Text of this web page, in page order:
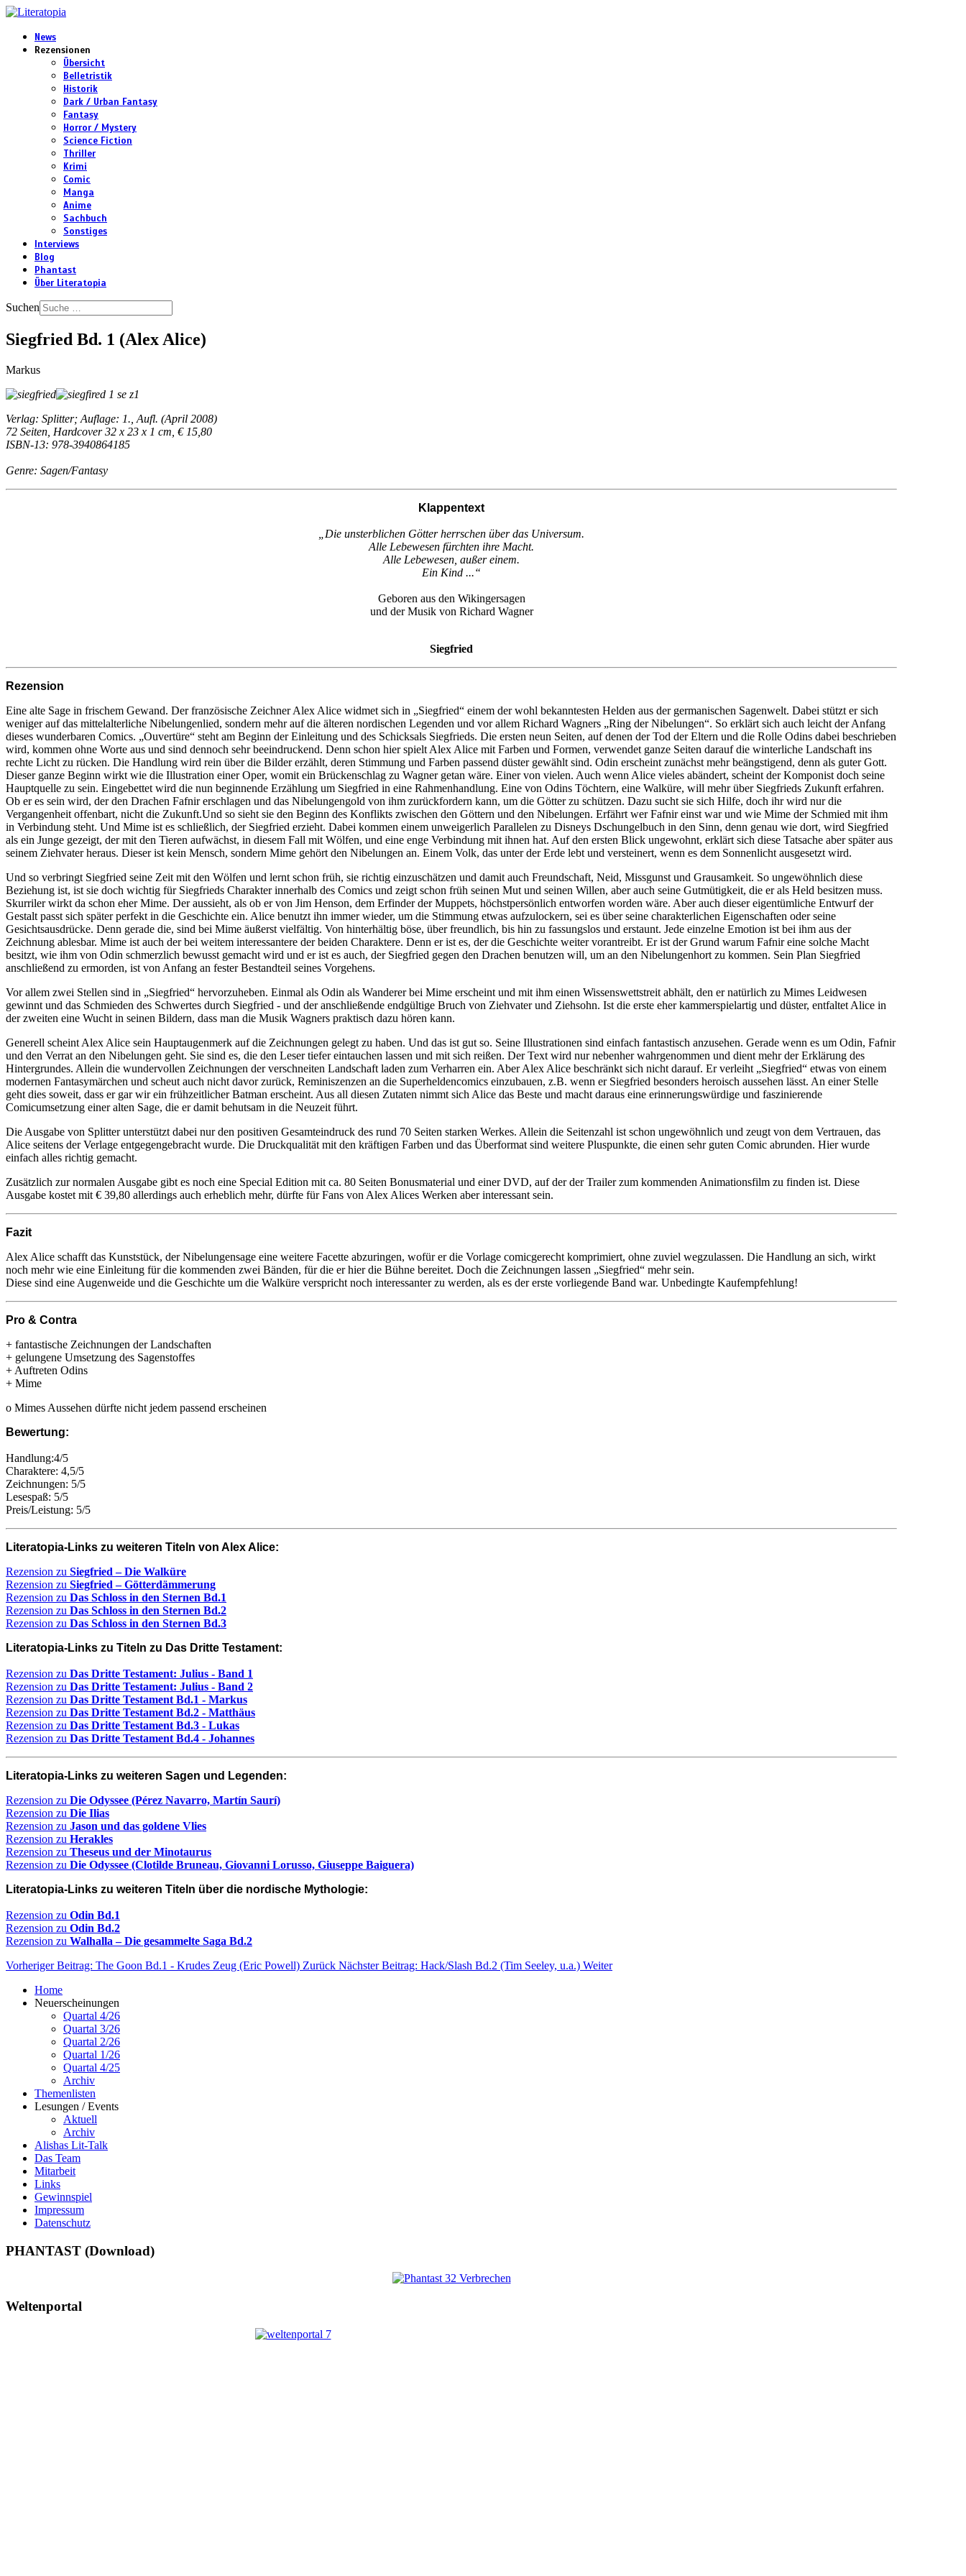
News
Rezensionen
Übersicht
Belletristik
Historik
Dark / Urban Fantasy
Fantasy
Horror / Mystery
Science Fiction
Thriller
Krimi
Comic
Manga
Anime
Sachbuch
Sonstiges
Interviews
Blog
Phantast
Über Literatopia
Suchen
Siegfried Bd. 1 (Alex Alice)
Markus
Verlag: Splitter; Auflage: 1., Aufl. (April 2008)
72 Seiten, Hardcover 32 x 23 x 1 cm, € 15,80
ISBN-13: 978-3940864185
Genre: Sagen/Fantasy
Klappentext
„Die unsterblichen Götter herrschen über das Universum.
Alle Lebewesen fürchten ihre Macht.
Alle Lebewesen, außer einem.
Ein Kind ...“
Geboren aus den Wikingersagen
und der Musik von Richard Wagner
Siegfried
Rezension
Eine alte Sage in frischem Gewand. Der französische Zeichner Alex Alice widmet sich in „Siegfried“ einem der wohl bekanntesten Helden aus der germanischen Sagenwelt. Dabei stützt er sich
weniger auf das mittelalterliche Nibelungenlied, sondern mehr auf die älteren nordischen Legenden und vor allem Richard Wagners „Ring der Nibelungen“. So erklärt sich auch leicht der Anfang
dieses wunderbaren Comics. „Ouvertüre“ steht am Beginn der Einleitung und des Schicksals Siegfrieds. Die ersten neun Seiten, auf denen der Tod der Eltern und die Rolle Odins dabei beschrieben
wird, kommen ohne Worte aus und sind dennoch sehr beeindruckend. Denn schon hier spielt Alex Alice mit Farben und Formen, verwendet ganze Seiten darauf die winterliche Landschaft ins
rechte Licht zu rücken. Die Handlung wird rein über die Bilder erzählt, deren Stimmung und Farben passend düster gewählt sind. Odin erscheint zunächst mehr beängstigend, denn als guter Gott.
Dieser ganze Beginn wirkt wie die Illustration einer Oper, womit ein Brückenschlag zu Wagner getan wäre. Einer von vielen. Auch wenn Alice vieles abändert, scheint der Komponist doch seine
Hauptquelle zu sein. Eingebettet wird die nun beginnende Erzählung um Siegfried in eine Rahmenhandlung. Eine von Odins Töchtern, eine Walküre, will mehr über Siegfrieds Zukunft erfahren.
Ob er es sein wird, der den Drachen Fafnir erschlagen und das Nibelungengold von ihm zurückfordern kann, um die Götter zu schützen. Dazu sucht sie sich Hilfe, doch ihr wird nur die
Vergangenheit offenbart, nicht die Zukunft.Und so sieht sie den Beginn des Konflikts zwischen den Göttern und den Nibelungen. Erfährt wer Fafnir einst war und wie Mime der Schmied mit ihm
in Verbindung steht. Und Mime ist es schließlich, der Siegfried erzieht. Dabei kommen einem unweigerlich Parallelen zu Disneys Dschungelbuch in den Sinn, denn genau wie dort, wird Siegfried
als ein Junge gezeigt, der mit den Tieren aufwächst, in diesem Fall mit Wölfen, und eine enge Verbindung mit ihnen hat. Auf den ersten Blick ungewohnt, erklärt sich diese Tatsache aber später aus
seinem Ziehvater heraus. Dieser ist kein Mensch, sondern Mime gehört den Nibelungen an. Einem Volk, das unter der Erde lebt und versteinert, wenn es dem Sonnenlicht ausgesetzt wird.
Und so verbringt Siegfried seine Zeit mit den Wölfen und lernt schon früh, sie richtig einzuschätzen und damit auch Freundschaft, Neid, Missgunst und Grausamkeit. So ungewöhnlich diese
Beziehung ist, ist sie doch wichtig für Siegfrieds Charakter innerhalb des Comics und zeigt schon früh seinen Mut und seinen Willen, aber auch seine Gutmütigkeit, die er als Held besitzen muss.
Skurriler wirkt da schon eher Mime. Der aussieht, als ob er von Jim Henson, dem Erfinder der Muppets, höchstpersönlich entworfen worden wäre. Aber auch dieser eigentümliche Entwurf der
Gestalt passt sich später perfekt in die Geschichte ein. Alice benutzt ihn immer wieder, um die Stimmung etwas aufzulockern, sei es über seine charakterlichen Eigenschaften oder seine
Gesichtsausdrücke. Denn gerade die, sind bei Mime äußerst vielfältig. Von hinterhältig böse, über freundlich, bis hin zu fassungslos und erstaunt. Jede einzelne Emotion ist bei ihm aus der
Zeichnung ablesbar. Mime ist auch der bei weitem interessantere der beiden Charaktere. Denn er ist es, der die Geschichte weiter vorantreibt. Er ist der Grund warum Fafnir eine solche Macht
besitzt, wie ihm von Odin schmerzlich bewusst gemacht wird und er ist es auch, der Siegfried gegen den Drachen benutzen will, um an den Nibelungenhort zu kommen. Sein Plan Siegfried
anschließend zu ermorden, ist von Anfang an fester Bestandteil seines Vorgehens.
Vor allem zwei Stellen sind in „Siegfried“ hervorzuheben. Einmal als Odin als Wanderer bei Mime erscheint und mit ihm einen Wissenswettstreit abhält, den er natürlich zu Mimes Leidwesen
gewinnt und das Schmieden des Schwertes durch Siegfried - und der anschließende endgültige Bruch von Ziehvater und Ziehsohn. Ist die erste eher kammerspielartig und düster, entfaltet Alice in
der zweiten eine Wucht in seinen Bildern, dass man die Musik Wagners praktisch dazu hören kann.
Generell scheint Alex Alice sein Hauptaugenmerk auf die Zeichnungen gelegt zu haben. Und das ist gut so. Seine Illustrationen sind einfach fantastisch anzusehen. Gerade wenn es um Odin, Fafnir
und den Verrat an den Nibelungen geht. Sie sind es, die den Leser tiefer eintauchen lassen und mit sich reißen. Der Text wird nur nebenher wahrgenommen und dient mehr der Erklärung des
Hintergrundes. Allein die wundervollen Zeichnungen der verschneiten Landschaft laden zum Verharren ein. Aber Alex Alice beschränkt sich nicht darauf. Er verleiht „Siegfried“ etwas von einem
modernen Fantasymärchen und scheut auch nicht davor zurück, Reminiszenzen an die Superheldencomics einzubauen, z.B. wenn er Siegfried besonders heroisch aussehen lässt. An einer Stelle
geht dies soweit, dass er gar wir ein frühzeitlicher Batman erscheint. Aus all diesen Zutaten nimmt sich Alice das Beste und macht daraus eine erinnerungswürdige und faszinierende
Comicumsetzung einer alten Sage, die er damit behutsam in die Neuzeit führt.
Die Ausgabe von Splitter unterstützt dabei nur den positiven Gesamteindruck des rund 70 Seiten starken Werkes. Allein die Seitenzahl ist schon ungewöhnlich und zeugt von dem Vertrauen, das
Alice seitens der Verlage entgegengebracht wurde. Die Druckqualität mit den kräftigen Farben und das Überformat sind weitere Pluspunkte, die einen sehr guten Comic abrunden. Hier wurde
einfach alles richtig gemacht.
Zusätzlich zur normalen Ausgabe gibt es noch eine Special Edition mit ca. 80 Seiten Bonusmaterial und einer DVD, auf der der Trailer zum kommenden Animationsfilm zu finden ist. Diese
Ausgabe kostet mit € 39,80 allerdings auch erheblich mehr, dürfte für Fans von Alex Alices Werken aber interessant sein.
Fazit
Alex Alice schafft das Kunststück, der Nibelungensage eine weitere Facette abzuringen, wofür er die Vorlage comicgerecht komprimiert, ohne zuviel wegzulassen. Die Handlung an sich, wirkt
noch mehr wie eine Einleitung für die kommenden zwei Bänden, für die er hier die Bühne bereitet. Doch die Zeichnungen lassen „Siegfried“ mehr sein.
Diese sind eine Augenweide und die Geschichte um die Walküre verspricht noch interessanter zu werden, als es der erste vorliegende Band war. Unbedingte Kaufempfehlung!
Pro & Contra
+ fantastische Zeichnungen der Landschaften
+ gelungene Umsetzung des Sagenstoffes
+ Auftreten Odins
+ Mime
o Mimes Aussehen dürfte nicht jedem passend erscheinen
Bewertung:
Handlung:4/5
Charaktere: 4,5/5
Zeichnungen: 5/5
Lesespaß: 5/5
Preis/Leistung: 5/5
Literatopia-Links zu weiteren Titeln von Alex Alice:
Rezension zu Siegfried – Die Walküre
Rezension zu Siegfried – Götterdämmerung
Rezension zu Das Schloss in den Sternen Bd.1
Rezension zu Das Schloss in den Sternen Bd.2
Rezension zu Das Schloss in den Sternen Bd.3
Literatopia-Links zu Titeln zu Das Dritte Testament:
Rezension zu Das Dritte Testament: Julius - Band 1
Rezension zu Das Dritte Testament: Julius - Band 2
Rezension zu Das Dritte Testament Bd.1 - Markus
Rezension zu Das Dritte Testament Bd.2 - Matthäus
Rezension zu Das Dritte Testament Bd.3 - Lukas
Rezension zu Das Dritte Testament Bd.4 - Johannes
Literatopia-Links zu weiteren Sagen und Legenden:
Rezension zu Die Odyssee (Pérez Navarro, Martín Saurí)
Rezension zu Die Ilias
Rezension zu Jason und das goldene Vlies
Rezension zu Herakles
Rezension zu Theseus und der Minotaurus
Rezension zu Die Odyssee (Clotilde Bruneau, Giovanni Lorusso, Giuseppe Baiguera)
Literatopia-Links zu weiteren Titeln über die nordische Mythologie:
Rezension zu Odin Bd.1
Rezension zu Odin Bd.2
Rezension zu Walhalla – Die gesammelte Saga Bd.2
Vorheriger Beitrag: The Goon Bd.1 - Krudes Zeug (Eric Powell) Zurück Nächster Beitrag: Hack/Slash Bd.2 (Tim Seeley, u.a.) Weiter
Home
Neuerscheinungen
Quartal 4/26
Quartal 3/26
Quartal 2/26
Quartal 1/26
Quartal 4/25
Archiv
Themenlisten
Lesungen / Events
Aktuell
Archiv
Alishas Lit-Talk
Das Team
Mitarbeit
Links
Gewinnspiel
Impressum
Datenschutz
PHANTAST (Download)
Weltenportal